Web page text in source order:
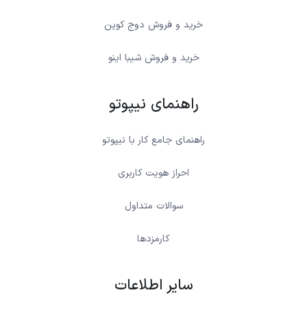
خرید و فروش دوج کوین
خرید و فروش شیبا اینو
راهنمای نیپوتو
راهنمای جامع کار با نیپوتو
احراز هویت کاربری
سوالات متداول
کارمزدها
سایر اطلاعات